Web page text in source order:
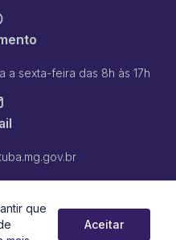
a sexta-feira das 8h às 17h
que
Aceitar